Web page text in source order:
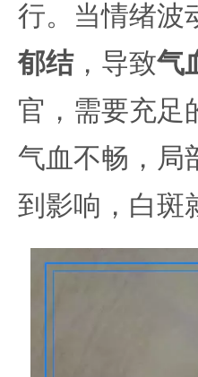
行。当情绪波
郁结，导致气
官，需要充足
气血不畅，局
到影响，白斑